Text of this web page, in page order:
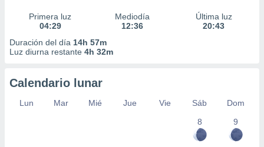
Primera luz
04:29
Mediodía
12:36
Última luz
20:43
Duración del día 14h 57m
Luz diurna restante 4h 32m
Calendario lunar
Lun Mar Mié Jue Vie Sáb
Dom
8
9